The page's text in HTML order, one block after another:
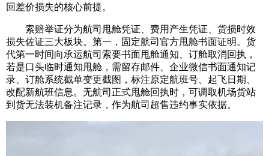
回差价损失的核心前提。
索赔举证分为航司甩舱凭证、费用产生凭证、货损时效
损失佐证三大板块。第一，固定航司官方甩舱书面证明。货
代第一时间向承运航司索要书面甩舱通知、订舱取消回执，
若是口头临时通知甩舱，需留存邮件、企业微信书面通知记
录、订舱系统截单变更截图，标注原定航班号、起飞日期、
改配新航班信息。无航司正式甩舱回执时，可调取机场货站
到货无法装机备注记录，作为航司超售违约事实依据。